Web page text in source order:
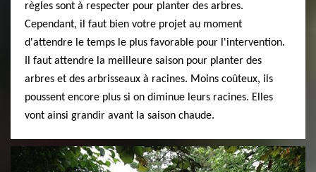
règles sont à respecter pour planter des arbres.
Cependant, il faut bien votre projet au moment
d'attendre le temps le plus favorable pour l'intervention.
Il faut attendre la meilleure saison pour planter des
arbres et des arbrisseaux à racines. Moins coûteux, ils
poussent encore plus si on diminue leurs racines. Elles
vont ainsi grandir avant la saison chaude.